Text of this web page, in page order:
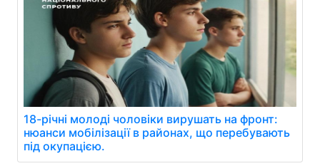
18-річні молоді чоловіки вирушать на фронт:
нюанси мобілізації в районах, що перебувають
під окупацією.